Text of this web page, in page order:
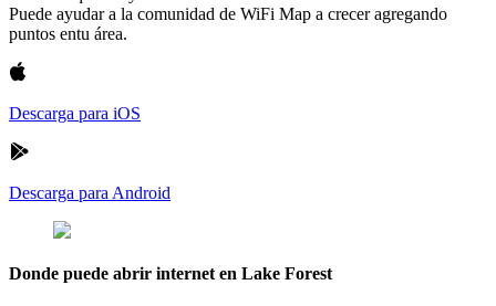
Puede ayudar a la comunidad de WiFi Map a crecer agregando
puntos entu área.
Descarga para iOS
Descarga para Android
Donde puede abrir internet en Lake Forest